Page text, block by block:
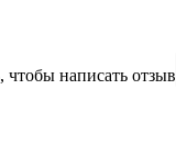
чтобы написать отзыв